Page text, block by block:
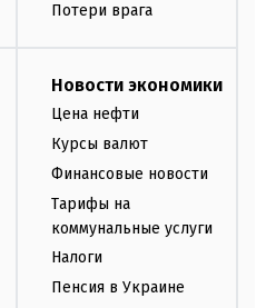
Потери врага
Новости экономики
Цена нефти
Курсы валют
Финансовые новости
Тарифы на
коммунальные услуги
Налоги
Пенсия в Украине